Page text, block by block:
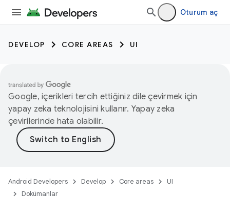
Oturum aç
DEVELOP CORE AREAS UI
Google, içerikleri tercih ettiğiniz dile çevirmek için
yapay zeka teknolojisini kullanır. Yapay zeka
çevirilerinde hata olabilir.
Android Developers Develop Core areas
UI
Dokümanlar